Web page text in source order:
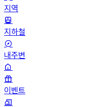
지역
지하철
내주변
이벤트